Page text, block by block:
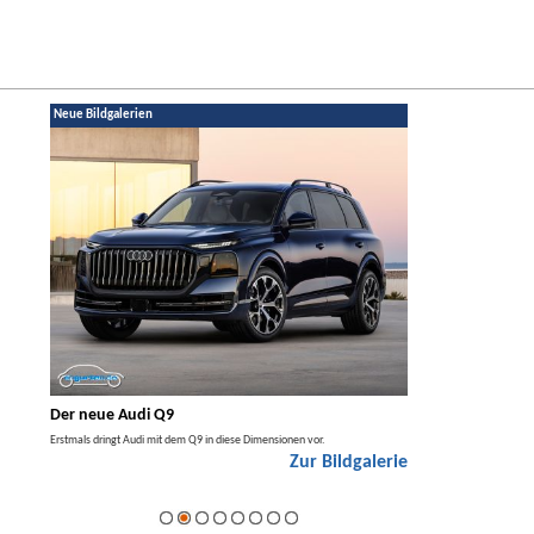
Neue Bildgalerien
Der neue Audi Q9
Erstmals dringt Audi mit dem Q9 in diese Dimensionen vor.
Zur Bildgalerie